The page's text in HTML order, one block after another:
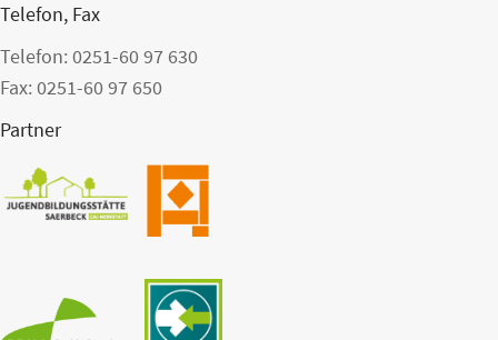
Telefon, Fax
Telefon: 0251-60 97 630
Fax: 0251-60 97 650
Partner